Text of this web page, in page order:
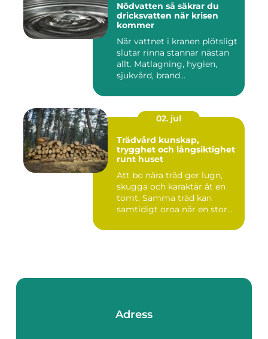
Nödvatten så säkrar du
dricksvatten när krisen
kommer
När vattnet i kranen plötsligt
slutar rinna stannar nästan
allt. Matlagning, hygien,
sjukvård, brand...
02. jul
Trädvård kunskap,
trygghet och långsiktighet
runt huset
Att bo nära träd ger lugn,
skugga och karaktär åt en
tomt. Samma träd kan
samtidigt oroa när en stor...
Adress